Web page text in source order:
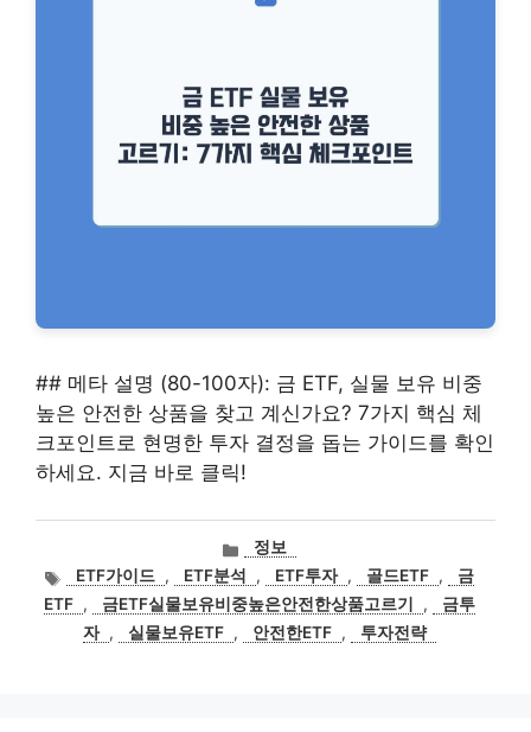
## 메타 설명 (80-100자): 금 ETF, 실물 보유 비중
높은 안전한 상품을 찾고 계신가요? 7가지 핵심 체
크포인트로 현명한 투자 결정을 돕는 가이드를 확인
하세요. 지금 바로 클릭!
카
테
고
리
정보
태
그
ETF가이드 , ETF분석 , ETF투자 , 골드ETF ,
금
ETF , 금ETF실물보유비중높은안전한상품고르기 ,
금투
자 , 실물보유ETF , 안전한ETF , 투자전략